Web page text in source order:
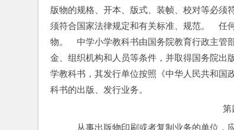
版物的规格、开本、版式、装帧、校对等必须
须符合国家法律规定和有关标准、规范。　任
物。　中学小学教科书由国务院教育行政主管
金、组织机构和人员等条件，并取得国务院出
学教科书，其发行单位按照《中华人民共和国
科书的出版、发行业务。
第
从事出版物印刷或者复制业务的单位，